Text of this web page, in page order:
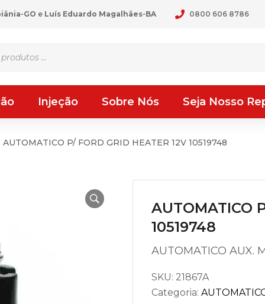
GO e Luís Eduardo Magalhães-BA 0800 606 8786
Injeção Sobre Nós Seja Nosso
AUTOMATICO P/ FORD GRID HEATER 12V 10519748
AUTOMATICO
10519748
AUTOMATICO AUX.
SKU: 21867A
Categoria: